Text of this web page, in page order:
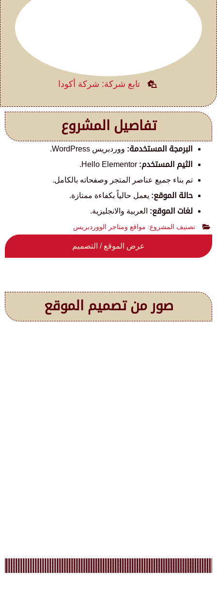
تابع شركة: شركة أكودا
تفاصيل المشروع
البرمجة المستخدمة: ووردبريس WordPress.
الثيم المستخدم:
تم بناء جميع عناصر المتجر وصفحاته بالكامل.
حالة الموقع: يعمل حالياً بكفاءة ممتازة.
لغات الموقع: العربية والانجليزية.
تصنيف المشروع: مواقع ومتاجر الووردبريس
عرض الموقع / التصميم
صور من تصميم الموقع